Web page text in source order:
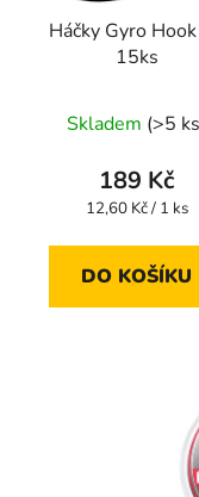
Háčky Gyro
15ks
Skladem (>5
189 Kč
Měrná
12,60 Kč / 1 ks
DO KOŠÍKU